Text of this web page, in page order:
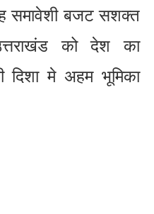
समावेशी बजट सशक्त
को देश का
दिशा मे अहम भूमिका